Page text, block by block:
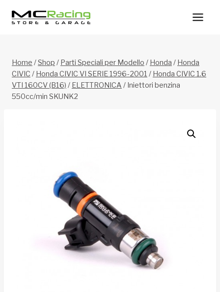
Home /Shop / Parti Speciali per Modello / Honda / Honda
CIVIC / Honda CIVIC VI SERIE 1996-2001 / Honda CIVIC 1.6
VTI 160CV (B16) / ELETTRONICA / Iniettori benzina
550cc/min SKUNK2